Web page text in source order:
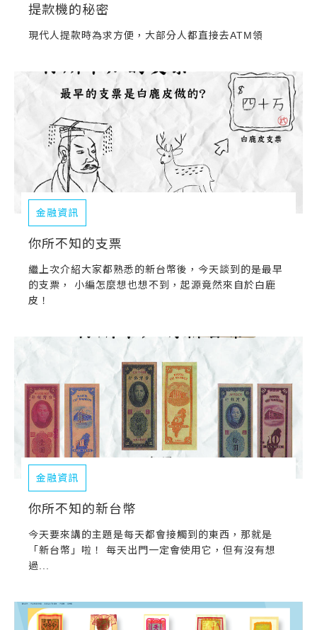
提款機的秘密
現代人提款時為求方便，大部分人都直接去ATM領
金融資訊
你所不知的支票
繼上次介紹大家都熟悉的新台幣後，今天談到的是最早
的支票， 小編怎麼想也想不到，起源竟然來自於白鹿
皮！
金融資訊
你所不知的新台幣
今天要來講的主題是每天都會接觸到的東西，那就是
「新台幣」啦！ 每天出門一定會使用它，但有沒有想
過...